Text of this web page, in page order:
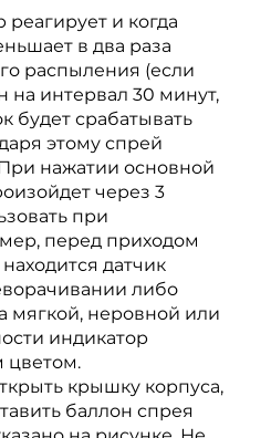
и когда
в два раза
распыления (если
на интервал 30 минут,
будет срабатывать
этому спрей
нажатии основной
через 3
при
перед приходом
датчик
либо
мягкой, неровной или
индикатор
цветом.
крышку корпуса,
баллон спрея